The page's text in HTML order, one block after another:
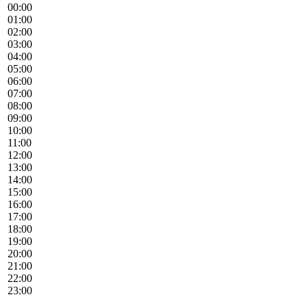
00:00
01:00
02:00
03:00
04:00
05:00
06:00
07:00
08:00
09:00
10:00
11:00
12:00
13:00
14:00
15:00
16:00
17:00
18:00
19:00
20:00
21:00
22:00
23:00